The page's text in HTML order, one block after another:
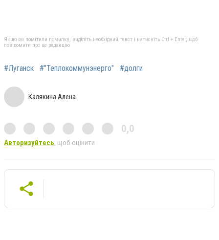
Якщо ви помітили помилку, виділіть необхідний текст і натисніть Ctrl + Enter, щоб
повідомити про це редакцію
#Луганск #"Теплокоммунэнерго" #долги
Калякина Алена
0,0
Авторизуйтесь, щоб оцінити